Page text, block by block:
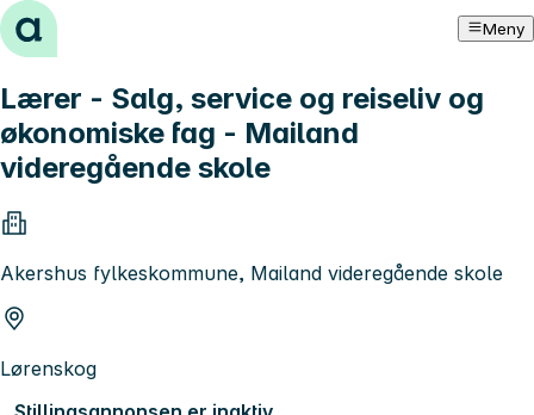
Hopp til innhold Meny
Lærer - Salg, service og reiseliv og
økonomiske fag - Mailand
videregående skole
Akershus fylkeskommune, Mailand videregående skole
Lørenskog